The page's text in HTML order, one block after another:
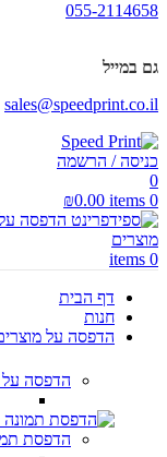
055-2114658
גם במייל
sales@speedprint.co.il
כניסה / הרשמה
0
0
items
₪0.00
0
items
דף הבית
חנות
הדפסה על
הדפסה על
הדפסת